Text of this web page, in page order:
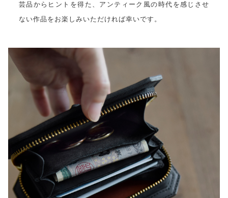
芸品からヒントを得た、アンティーク風の時代を感じさせ
ない作品をお楽しみいただければ幸いです。